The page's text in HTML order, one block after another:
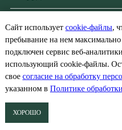
Сайт использует cookie-файлы,
пребывание на нем
подключен сервис веб-
использующий cookie-файлы.
свое согласие на обработку
указанном в Политике
ХОРОШО